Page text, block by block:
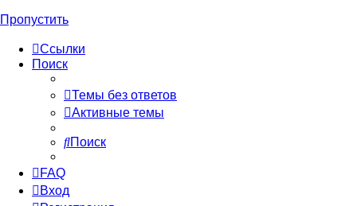
Пропустить
Ссылки
Поиск
Темы без ответов
Активные темы
Поиск
FAQ
Вход